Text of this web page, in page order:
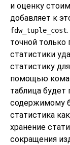
и оценку
добавляет к
fdw_tuple_cost
точной только
статистики
статистику
помощью
таблица будет
содержимому
статистика
хранение
сокращения